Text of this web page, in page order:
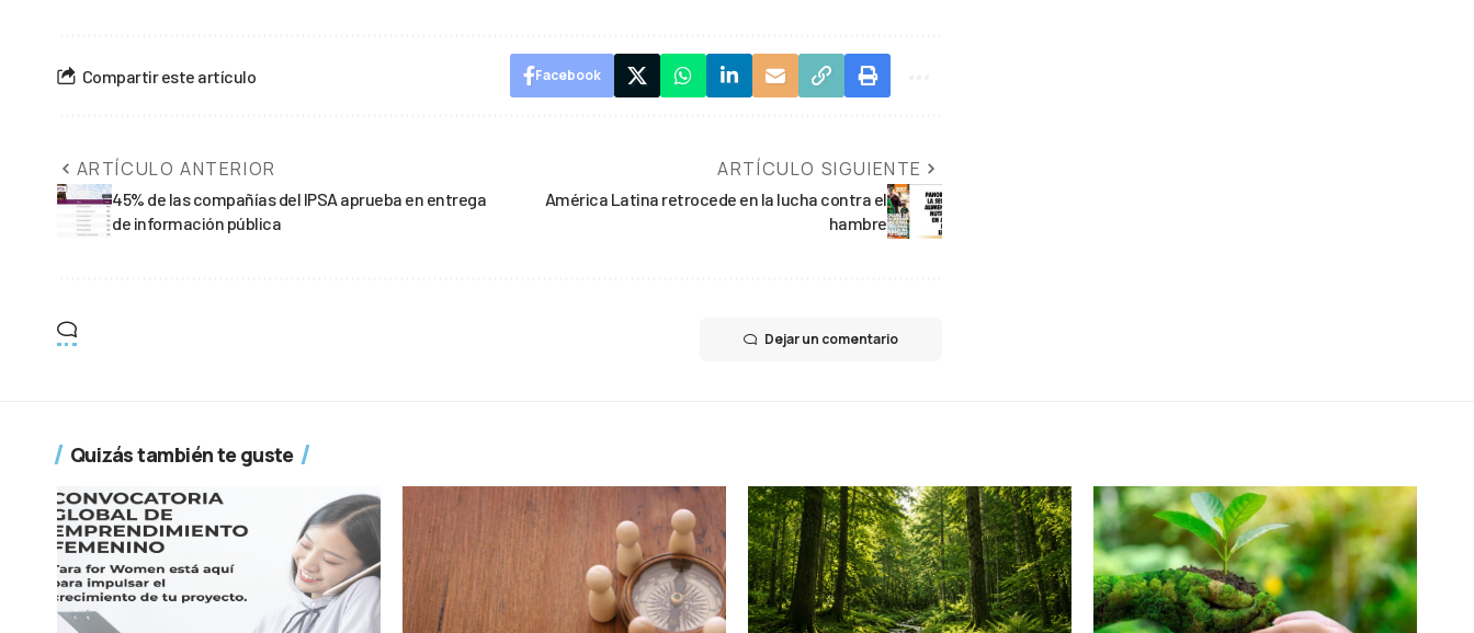
Compartir este artículo Facebook
ARTÍCULO ANTERIOR
45% de las compañías del IPSA aprueba en entrega
de información pública
ARTÍCULO SIGUIENTE
América Latina retrocede en la lucha contra el
hambre
Dejar un comentario
Quizás también te guste